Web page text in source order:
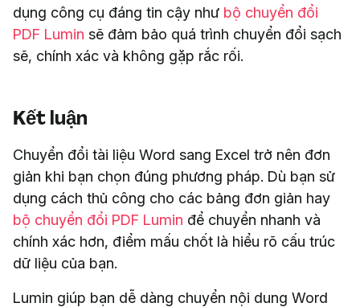
dụng công cụ đáng tin cậy như bộ chuyển đổi
PDF Lumin sẽ đảm bảo quá trình chuyển đổi sạch
sẽ, chính xác và không gặp rắc rối.
Kết luận
Chuyển đổi tài liệu Word sang Excel trở nên đơn
giản khi bạn chọn đúng phương pháp. Dù bạn sử
dụng cách thủ công cho các bảng đơn giản hay
bộ chuyển đổi PDF Lumin để chuyển nhanh và
chính xác hơn, điểm mấu chốt là hiểu rõ cấu trúc
dữ liệu của bạn.
Lumin giúp bạn dễ dàng chuyển nội dung Word